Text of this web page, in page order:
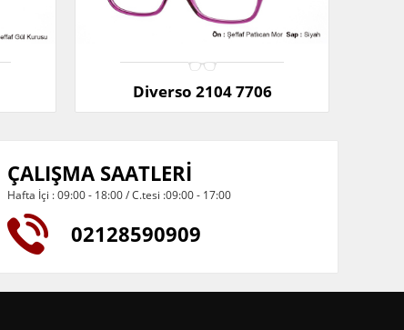
Diverso 2104 7706
ÇALIŞMA SAATLERİ
Hafta İçi : 09:00 - 18:00 / C.tesi :09:00 - 17:00
02128590909